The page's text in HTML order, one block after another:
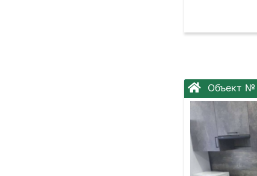
Объект №